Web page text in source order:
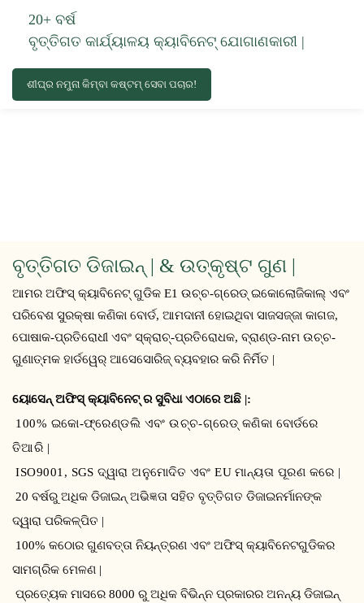
20+ ବର୍ଷ
ବୃତ୍ତିଗତ କାର୍ଯ୍ୟାଳୟ କ୍ୟାବିନେଟ୍ ଯୋଗାଣକାରୀ |
ଶୀଘ୍ର ନମୁନା କିମ୍ବା କଷ୍ଟମ୍ ସେବା ପଚାର!
ବୃତ୍ତିଗତ ଡିଜାଇନ୍ | & ଉତ୍କୃଷ୍ଟ ଗୁଣ |
ଆମର ଅଫିସ୍ କ୍ୟାବିନେଟ୍ ଗୁଡିକ E1 ଉଚ୍ଚ-ଗ୍ରେଡ୍ ଇକୋଲୋଜିକାଲ୍ ଏବଂ
ପରିବେଶ ସୁରକ୍ଷା କଣିକା ବୋର୍ଡ, ଆମଦାନୀ ହୋଇଥିବା ସାଜସଜ୍ଜା କାଗଜ,
ପୋଷାକ-ପ୍ରତିରୋଧୀ ଏବଂ ସ୍କ୍ରାଚ୍-ପ୍ରତିରୋଧକ, ବ୍ରାଣ୍ଡ-ନାମ ଉଚ୍ଚ-
ଗୁଣାତ୍ମକ ହାର୍ଡୱେର୍ ଆସେସୋରିଜ୍ ବ୍ୟବହାର କରି ନିର୍ମିତ |
ୟୋସେନ୍ ଅଫିସ୍ କ୍ୟାବିନେଟ୍ ର ସୁବିଧା ଏଠାରେ ଅଛି |:
100% ଇକୋ-ଫ୍ରେଣ୍ଡଲି ଏବଂ ଉଚ୍ଚ-ଗ୍ରେଡ୍ କଣିକା ବୋର୍ଡରେ
ତିଆରି |
ISO9001, SGS ଦ୍ୱାରା ଅନୁମୋଦିତ ଏବଂ EU ମାନ୍ୟତା ପୂରଣ କରେ |
20 ବର୍ଷରୁ ଅଧିକ ଡିଜାଇନ୍ ଅଭିଜ୍ଞତା ସହିତ ବୃତ୍ତିଗତ ଡିଜାଇନର୍ମାନଙ୍କ
ଦ୍ୱାରା ପରିକଳ୍ପିତ |
100% କଠୋର ଗୁଣବତ୍ତା ନିୟନ୍ତ୍ରଣ ଏବଂ ଅଫିସ୍ କ୍ୟାବିନେଟଗୁଡିକର
ସାମଗ୍ରିକ ମେଳଣ |
ପ୍ରତ୍ୟେକ ମାସରେ 8000 ରୁ ଅଧିକ ବିଭିନ୍ନ ପ୍ରକାରର ଅନନ୍ୟ ଡିଜାଇନ୍